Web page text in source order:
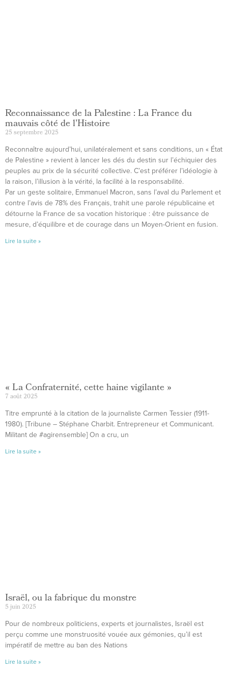
Reconnaissance de la Palestine : La France du
mauvais côté de l’Histoire
25 septembre 2025
Reconnaître aujourd’hui, unilatéralement et sans conditions, un « État
de Palestine » revient à lancer les dés du destin sur l’échiquier des
peuples au prix de la sécurité collective. C’est préférer l’idéologie à
la raison, l’illusion à la vérité, la facilité à la responsabilité.
Par un geste solitaire, Emmanuel Macron, sans l’aval du Parlement et
contre l’avis de 78% des Français, trahit une parole républicaine et
détourne la France de sa vocation historique : être puissance de
mesure, d’équilibre et de courage dans un Moyen-Orient en fusion.
Lire la suite »
« La Confraternité, cette haine vigilante »
7 août 2025
Titre emprunté à la citation de la journaliste Carmen Tessier (1911-
1980). [Tribune – Stéphane Charbit. Entrepreneur et Communicant.
Militant de #agirensemble] On a cru, un
Lire la suite »
Israël, ou la fabrique du monstre
5 juin 2025
Pour de nombreux politiciens, experts et journalistes, Israël est
perçu comme une monstruosité vouée aux gémonies, qu’il est
impératif de mettre au ban des Nations
Lire la suite »